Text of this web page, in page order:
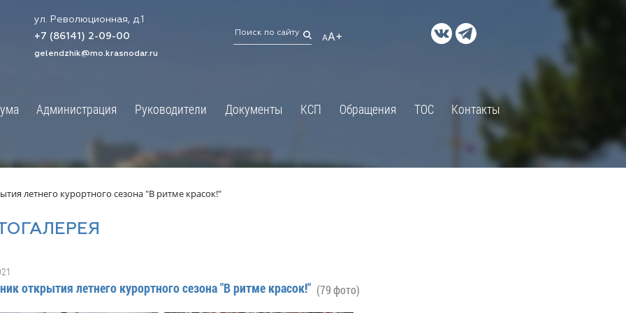
ул. Революционная, д.1
+7 (86141) 2-09-00
gelendzhik@mo.krasnodar.ru
АA+
Администрация Руководители Документы КСП Обращения ТОС Контакты
×
информация
организации
График приёмов граждан
депутатами
Депутатское объединение
Сведения о доходах, расходах, об
ДОКУМЕНТЫ
Правовые акты и их экспертиза
Экспертиза действующих
нормативных правовых актов
Оценка применения
летнего курортного сезона "В ритме красок!"
открытия летнего курортного сезона "В ритме красок!" (79 фото)